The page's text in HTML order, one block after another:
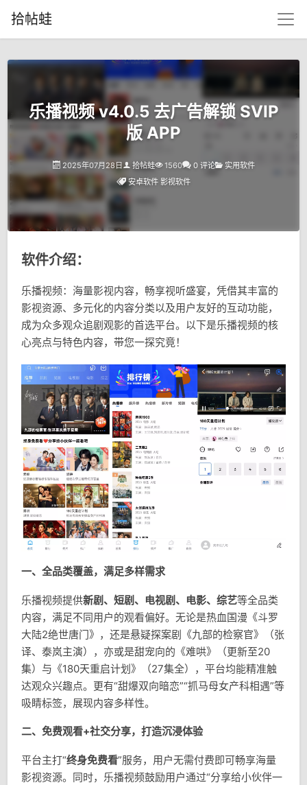
拾帖蛙
乐播视频 v4.0.5 去广告解锁 SVIP
版 APP
2025年07月28日 拾帖蛙 1560 0 评论
实用软件
安卓软件 影视软件
软件介绍：
乐播视频：海量影视内容，畅享视听盛宴，凭借其丰富的
影视资源、多元化的内容分类以及用户友好的互动功能，
成为众多观众追剧观影的首选平台。以下是乐播视频的核
心亮点与特色内容，带您一探究竟！
一、全品类覆盖，满足多样需求
乐播视频提供新剧、短剧、电视剧、电影、综艺等全品类
内容，满足不同用户的观看偏好。无论是热血国漫《斗罗
大陆2绝世唐门》，还是悬疑探案剧《九部的检察官》（张
译、泰岚主演），亦或是甜宠向的《难哄》（更新至20
集）与《180天重启计划》（27集全），平台均能精准触
达观众兴趣点。更有“甜爆双向暗恋”“抓马母女产科相遇”等
吸睛标签，展现内容多样性。
二、免费观看+社交分享，打造沉浸体验
平台主打“终身免费看”服务，用户无需付费即可畅享海量
影视资源。同时，乐播视频鼓励用户通过“分享给小伙伴一